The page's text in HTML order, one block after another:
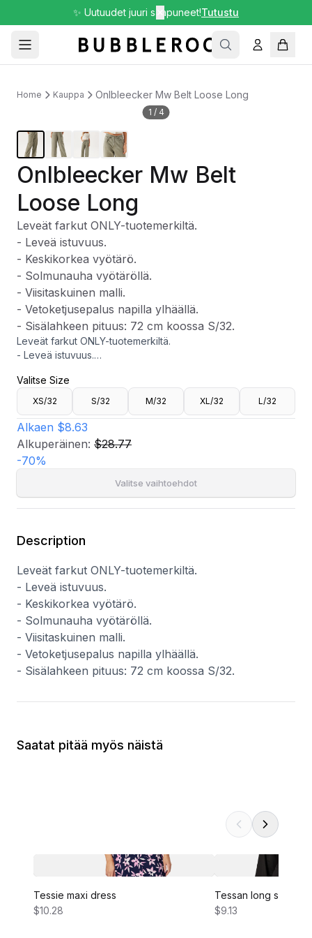
✨ Uutuudet juuri saapuneet!Tutustu
Home Kauppa Onlbleecker Mw Belt Loose Long
1 / 4
Onlbleecker Mw Belt
Loose Long
Leveät farkut ONLY-tuotemerkiltä.
- Leveä istuvuus.
- Keskikorkea vyötärö.
- Solmunauha vyötäröllä.
- Viisitaskuinen malli.
- Vetoketjusepalus napilla ylhäällä.
- Sisälahkeen pituus: 72 cm koossa S/32.
Leveät farkut ONLY-tuotemerkiltä.
- Leveä istuvuus.
- Solmunauha vyötäröllä.
- Viisitaskuinen malli.
- Vetoketjusepalus napilla ylhäällä.
- Sisälahkeen pituus: 72 cm koossa S/32.
Valitse Size
XS/32 S/32 M/32 XL/32 L/32
Alkaen $8.63
Alkuperäinen: $28.77
-70%
Valitse vaihtoehdot
Description
Leveät farkut ONLY-tuotemerkiltä.
- Leveä istuvuus.
- Keskikorkea vyötärö.
- Solmunauha vyötäröllä.
- Viisitaskuinen malli.
- Vetoketjusepalus napilla ylhäällä.
- Sisälahkeen pituus: 72 cm koossa S/32.
Saatat pitää myös näistä
Tessie maxi dress
$10.28
Tessan long sleeve
$9.13